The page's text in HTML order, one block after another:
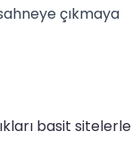
çıkmaya
basit sitelerle